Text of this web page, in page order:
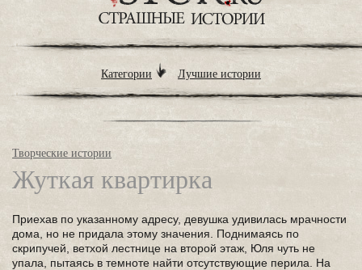
Категории Лучшие истории
Творческие истории
Жуткая квартирка
Приехав по указанному адресу, девушка удивилась мрачности
дома, но не придала этому значения. Поднимаясь по
скрипучей, ветхой лестнице на второй этаж, Юля чуть не
упала, пытаясь в темноте найти отсутствующие перила. На